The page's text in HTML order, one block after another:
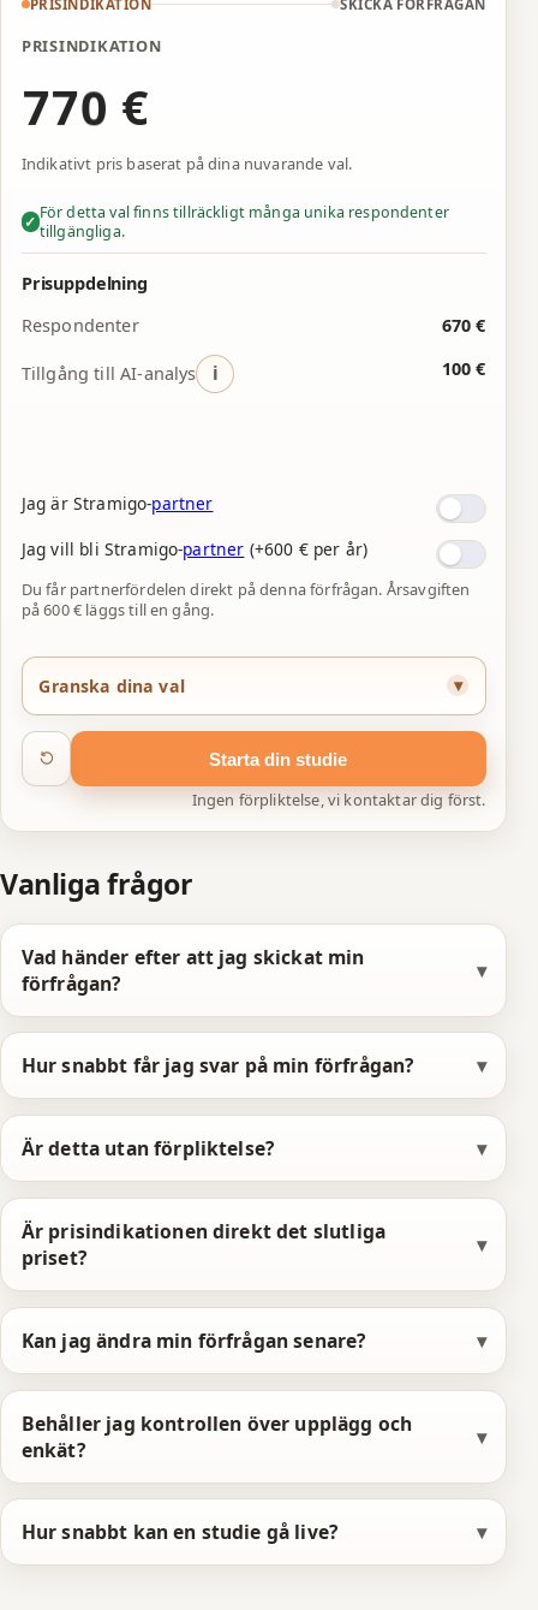
PRISINDIKATION SKICKA FÖRFRÅGAN
PRISINDIKATION
6
7
8
9
0
1
2
3
5
6
7
8
9
0
1
2
3
4
5
6
7
8
9
0
1
2
3
4
5
6
7
6
7
8
9
0
1
2
3
5
6
7
8
9
0
1
2
3
4
5
6
7
8
9
0
1
2
3
4
5
6
7
9
0
1
2
3
4
5
6
8
9
0
1
2
3
4
5
6
7
8
9
0
1
2
3
4
5
6
7
8
9
0
€
Indikativt pris baserat på dina nuvarande val.
✓ För detta val finns tillräckligt många unika respondenter
tillgängliga.
Prisuppdelning
Respondenter
670 €
Tillgång till AI-analys i 100 €
Jag är Stramigo-partner
Jag vill bli Stramigo-partner (+600 € per år)
Du får partnerfördelen direkt på denna förfrågan. Årsavgiften
på 600 € läggs till en gång.
Granska dina val
Starta din studie
Ingen förpliktelse, vi kontaktar dig först.
Vanliga frågor
Vad händer efter att jag skickat min
förfrågan?
Hur snabbt får jag svar på min förfrågan?
Är detta utan förpliktelse?
Är prisindikationen direkt det slutliga
priset?
Kan jag ändra min förfrågan senare?
Behåller jag kontrollen över upplägg och
enkät?
Hur snabbt kan en studie gå live?